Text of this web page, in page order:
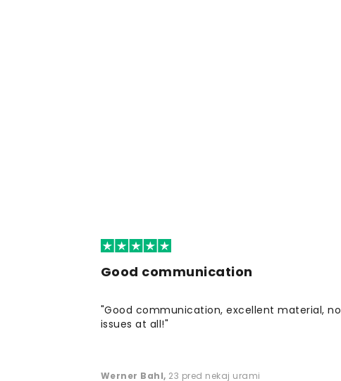
Good communication
"Good communication, excellent material, no
issues at all!"
Werner Bahl, 23 pred nekaj urami